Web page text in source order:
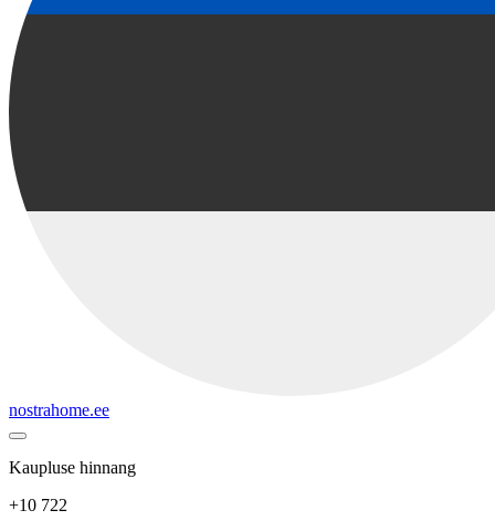
nostrahome.ee
Kaupluse hinnang
+10 722